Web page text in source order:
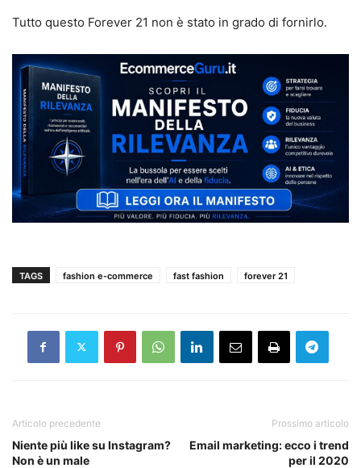
Tutto questo Forever 21 non è stato in grado di fornirlo.
TAGS fashion e-commerce fast fashion forever 21
Articolo precedente
Niente più like su Instagram?
Non è un male
Prossimo articolo
Email marketing: ecco i trend
per il 2020